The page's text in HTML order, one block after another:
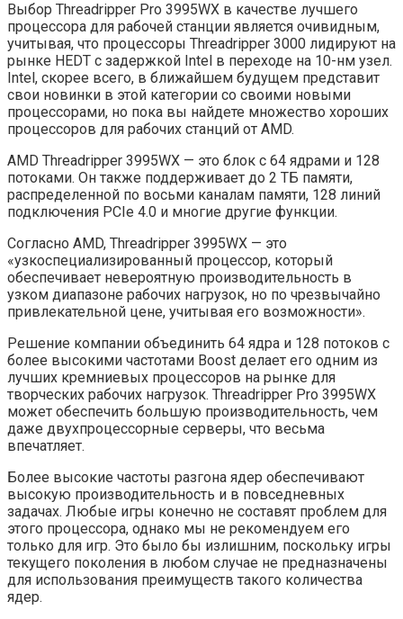
Выбор Threadripper Pro 3995WX в качестве лучшего
процессора для рабочей станции является очивидным,
учитывая, что процессоры Threadripper 3000 лидируют на
рынке HEDT с задержкой Intel в переходе на 10-нм узел.
Intel, скорее всего, в ближайшем будущем представит
свои новинки в этой категории со своими новыми
процессорами, но пока вы найдете множество хороших
процессоров для рабочих станций от AMD.
AMD Threadripper 3995WX — это блок с 64 ядрами и 128
потоками. Он также поддерживает до 2 ТБ памяти,
распределенной по восьми каналам памяти, 128 линий
подключения PCIe 4.0 и многие другие функции.
Согласно AMD, Threadripper 3995WX — это
«узкоспециализированный процессор, который
обеспечивает невероятную производительность в
узком диапазоне рабочих нагрузок, но по чрезвычайно
привлекательной цене, учитывая его возможности».
Решение компании объединить 64 ядра и 128 потоков с
более высокими частотами Boost делает его одним из
лучших кремниевых процессоров на рынке для
творческих рабочих нагрузок. Threadripper Pro 3995WX
может обеспечить большую производительность, чем
даже двухпроцессорные серверы, что весьма
впечатляет.
Более высокие частоты разгона ядер обеспечивают
высокую производительность и в повседневных
задачах. Любые игры конечно не составят проблем для
этого процессора, однако мы не рекомендуем его
только для игр. Это было бы излишним, поскольку игры
текущего поколения в любом случае не предназначены
для использования преимуществ такого количества
ядер.